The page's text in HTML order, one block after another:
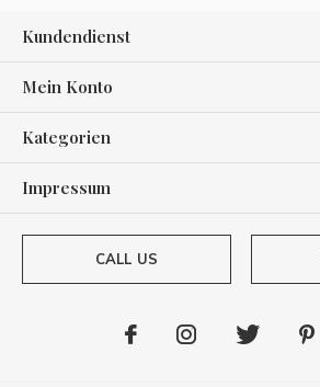
Kundendienst
Mein Konto
Kategorien
Impressum
CALL US